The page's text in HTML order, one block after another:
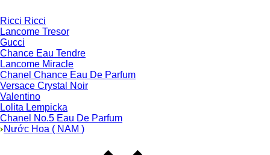
Ricci Ricci
Lancome Tresor
Gucci
Chance Eau Tendre
Lancome Miracle
Chanel Chance Eau De Parfum
Versace Crystal Noir
Valentino
Lolita Lempicka
Chanel No.5 Eau De Parfum
Nước Hoa ( NAM )